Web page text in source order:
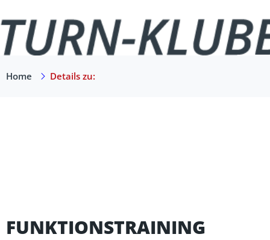
Home Details zu:
FUNKTIONSTRAINING